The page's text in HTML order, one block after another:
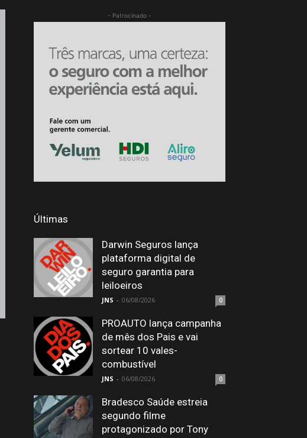
- Patrocinado -
Últimas
Darwin Seguros lança
plataforma digital de
seguro garantia para
leiloeiros
JNS - 06/08/2026 0
PROAUTO lança campanha
de mês dos Pais e vai
sortear 10 vales-
combustível
JNS - 06/08/2026 0
Bradesco Saúde estreia
segundo filme
protagonizado por Tony